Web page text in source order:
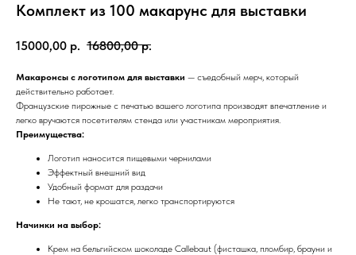
Комплект из 100 макарунс для выставки
15000,00 р. 16800,00 р.
Макаронсы с логотипом для выставки — съедобный мерч, который
действительно работает.
Французские пирожные с печатью вашего логотипа производят впечатление и
легко вручаются посетителям стенда или участникам мероприятия.
Преимущества:
Логотип наносится пищевыми чернилами
Эффектный внешний вид
Удобный формат для раздачи
Не тают, не крошатся, легко транспортируются
Начинки на выбор:
Крем на бельгийском шоколаде Callebaut (фисташка, пломбир, брауни и